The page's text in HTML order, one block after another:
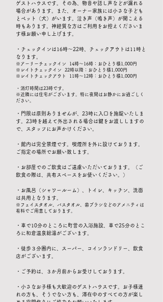
ゲストハウスです。その為、物音や話し声などが漏れる
場合があります。また、オーナー家族には小さな子ども
とペット（犬）がいます。泣き声（鳴き声）が聞こえる
時もあります。神経質な方はご利用をお控えくださいま
す様お願い申し上げます。
・チェックインは16時～22時、チェックアウトは11時と
なります。
※アーリーチェックイン
14時〜16時：おひとり様1,000円
※レイトチェックイン
22時以降：おひとり様1,000円
※レイトチェックアウト 11時〜12時：おひとり様1,000円
・消灯時間は23時です。
※近隣には住宅がございます。特に夜間はお静かにお過ごしく
ださい。
・門限は原則ありませんが、23時に入口を施錠いたしま
す。23時を越えて外出される場合は鍵をお渡ししますの
で、スタッフにお声かけください。
・館内は完全禁煙です。喫煙所を外に設けております。
ご指定の場所でお願い致します。
・お部屋でのご飲食はご遠慮いただいております。（ご
飲食の際は、共有スペースをお使いください。）
・お風呂（シャワールーム）、トイレ、キッチン、洗面
は共用となります。
※フェイスタオル、バスタオル、歯ブラシなどのアメニティは
有料でご用意しております。
・車で10分のところに町営の入浴施設、車で25分のとこ
ろに和倉温泉総湯がございます。
・徒歩３分圏内に、スーパー、コインランドリー、飲食
店がございます。
・ご予約は、３か月前からお受けしております。
・小さなお子様も大歓迎のゲストハウスです。お子様連
れの方も、そうでない方も、滞在中のすべての方が楽し